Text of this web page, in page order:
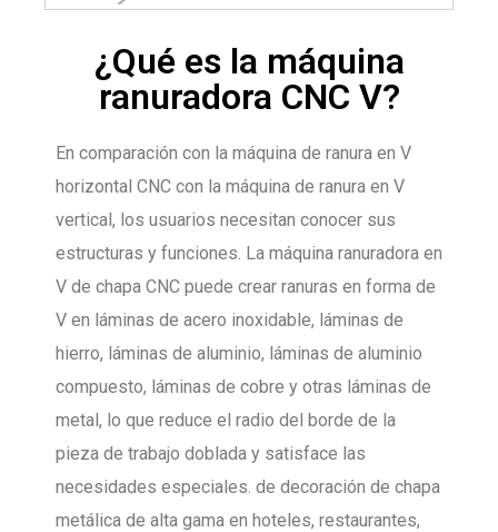
¿Qué es la máquina
ranuradora CNC V?
En comparación con la máquina de ranura en V
horizontal CNC con la máquina de ranura en V
vertical, los usuarios necesitan conocer sus
estructuras y funciones. La máquina ranuradora en
V de chapa CNC puede crear ranuras en forma de
V en láminas de acero inoxidable, láminas de
hierro, láminas de aluminio, láminas de aluminio
compuesto, láminas de cobre y otras láminas de
metal, lo que reduce el radio del borde de la
pieza de trabajo doblada y satisface las
necesidades especiales. de decoración de chapa
metálica de alta gama en hoteles, restaurantes,